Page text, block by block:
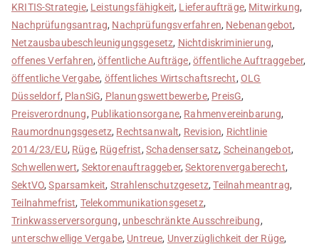
KRITIS-Strategie, Leistungsfähigkeit, Lieferaufträge, Mitwirkung,
Nachprüfungsantrag, Nachprüfungsverfahren, Nebenangebot,
Netzausbaubeschleunigungsgesetz, Nichtdiskriminierung,
offenes Verfahren,öffentliche Aufträge, öffentliche Auftraggeber,
öffentliche Vergabe, öffentliches Wirtschaftsrecht, OLG
Düsseldorf, PlanSiG, Planungswettbewerbe, PreisG,
Preisverordnung, Publikationsorgane, Rahmenvereinbarung,
Raumordnungsgesetz, Rechtsanwalt, Revision, Richtlinie
2014/23/EU, Rüge, Rügefrist, Schadensersatz, Scheinangebot,
Schwellenwert, Sektorenauftraggeber,Sektorenvergaberecht,
SektVO,Sparsamkeit, Strahlenschutzgesetz,Teilnahmeantrag,
Teilnahmefrist, Telekommunikationsgesetz,
Trinkwasserversorgung, unbeschränkte Ausschreibung,
unterschwellige Vergabe, Untreue, Unverzüglichkeit der Rüge,